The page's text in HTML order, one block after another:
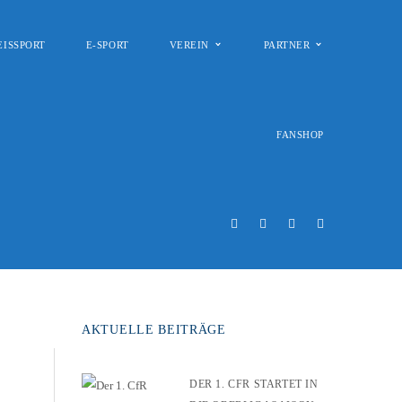
E-SPORT VEREIN PARTNER
FANSHOP
AKTUELLE BEITRÄGE
DER 1. CFR STARTET IN